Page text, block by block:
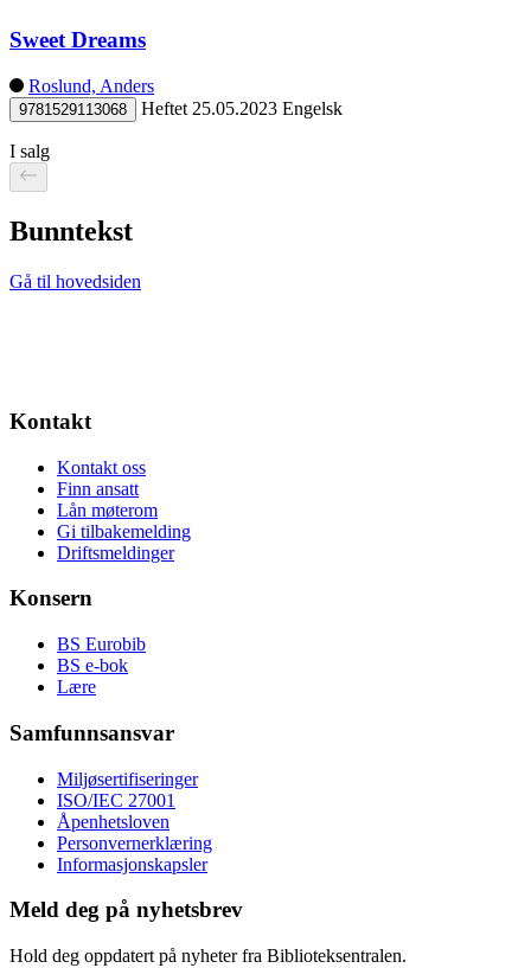
Sweet Dreams
Roslund, Anders
9781529113068 Heftet 25.05.2023 Engelsk
I salg
Bunntekst
Gå til hovedsiden
Kontakt
Kontakt oss
Finn ansatt
Lån møterom
Gi tilbakemelding
Driftsmeldinger
Konsern
BS Eurobib
BS e-bok
Lære
Samfunnsansvar
Miljøsertifiseringer
ISO/IEC 27001
Åpenhetsloven
Personvernerklæring
Informasjonskapsler
Meld deg på nyhetsbrev
Hold deg oppdatert på nyheter fra Biblioteksentralen.